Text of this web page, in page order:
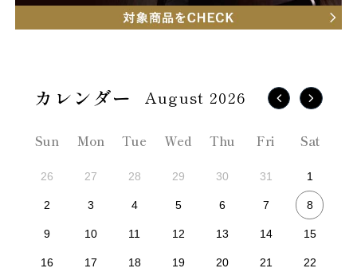
August 2026
Sun Mon Tue Wed Thu Fri Sat
26 27 28 29 30 31 1
2 3 4 5 6 7 8
9 10 11 12 13 14 15
16 17 18 19 20 21 22